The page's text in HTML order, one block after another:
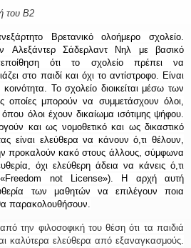
του Β2
Βρετανικό ολοήμερο σχολείο.
Αλεξάντερ Σάδερλαντ Νηλ
με βασικό
ότι το σχολείο πρέπει να
στο παιδί και όχι το αντίστροφο. Είναι
. Το σχολείο διοικείται μέσω των
οποίες μπορούν να συμμετάσχουν όλοι,
όλοι έχουν δικαίωμα ισότιμης ψήφου.
και ως νομοθετικό και ως δικαστικό
είναι ελεύθερα να κάνουν ό,τι θέλουν,
προκαλούν κακό στους άλλους, σύμφωνα
όχι ελεύθερη άδεια να κάνεις ό,τι
«Freedom not License»). Η αρχή αυτή
των μαθητών να επιλέγουν ποια
παρακολουθήσουν.
την φιλοσοφική του θέση ότι τα παιδιά
καλύτερα ελεύθερα από εξαναγκασμούς.